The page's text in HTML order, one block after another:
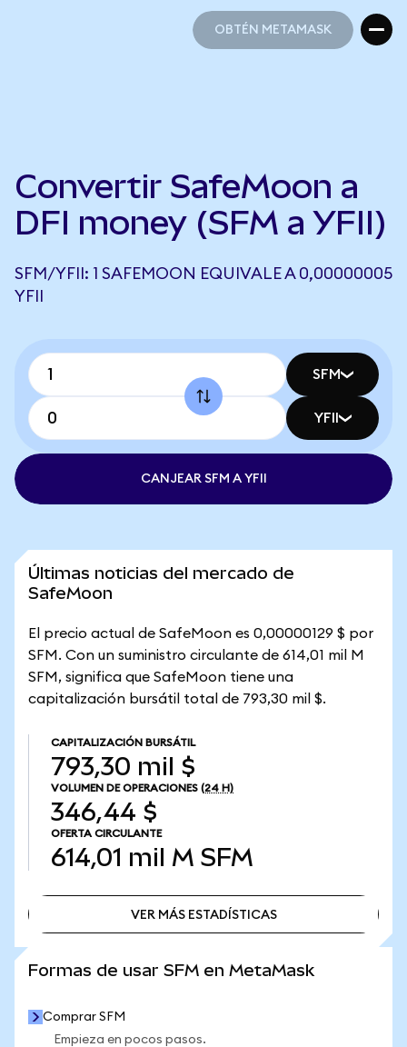
OBTÉN METAMASK
Convertir SafeMoon a
DFI money (SFM a YFII)
SFM/YFII: 1 SAFEMOON EQUIVALE A 0,00000005
YFII
SFM
YFII
CANJEAR SFM A YFII
Últimas noticias del mercado de
SafeMoon
El precio actual de SafeMoon es 0,00000129 $ por
SFM. Con un suministro circulante de 614,01 mil M
SFM, significa que SafeMoon tiene una
capitalización bursátil total de 793,30 mil $.
CAPITALIZACIÓN BURSÁTIL
793,30 mil $
VOLUMEN DE OPERACIONES (24 H)
346,44 $
OFERTA CIRCULANTE
614,01 mil M SFM
VER MÁS ESTADÍSTICAS
Formas de usar SFM en MetaMask
Comprar SFM
Empieza en pocos pasos.